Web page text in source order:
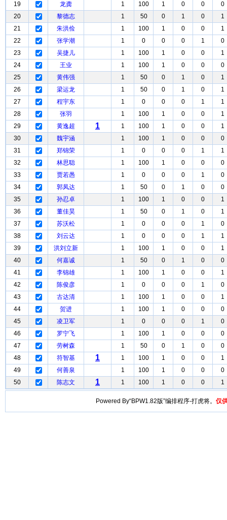
19
龙龚 1 100 1 0 0
0
20
黎德志 1 50 0 1 0
1
21
朱洪俭 1 100 1 0 0
1
22
张学潮 1 0 0 0 1
0
23
吴捷儿 1 100 1 0 0
1
24
王业 1 100 1 0 0
0
25
黄伟强 1 50 0 1 0
1
26
梁运龙 1 50 0 1 0
1
27
程宇东 1 0 0 0 1
1
28
张羽 1 100 1 0 0
1
29
黄逸超 1 1 100 1 0 0
1
30
魏宇涵 1 100 1 0 0
0
31
郑锦荣 1 0 0 0 1
1
32
林思聪 1 100 1 0 0
0
33
贾若愚 1 0 0 0 1
0
34
郭凤达 1 50 0 1 0
0
35
孙忍卓 1 100 1 0 0
1
36
董佳昊 1 50 0 1 0
1
37
苏沃松 1 0 0 0 1
0
38
刘云达 1 0 0 0 1
1
39
洪刘立新 1 100 1 0 0
1
40
何嘉诚 1 50 0 1 0
0
41
李锦雄 1 100 1 0 0
1
42
陈俊彦 1 0 0 0 1
0
43
古达清 1 100 1 0 0
1
44
贺进 1 100 1 0 0
0
45
凌卫军 1 0 0 0 1
0
46
罗宁飞 1 100 1 0 0
0
47
劳树森 1 50 0 1 0
0
48
符智基 1 1 100 1 0 0
1
49
何善泉 1 100 1 0 0
0
50
陈志文 1 1 100 1 0 0 1
Powered By“BPW1.82版”编排程序-打虎将。 仅